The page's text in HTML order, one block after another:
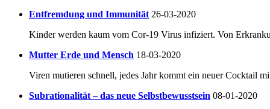
Entfremdung und Immunität 26-03-2020
Kinder werden kaum vom Cor-19 Virus infiziert. Von
Mutter Erde und Mensch 18-03-2020
Viren mutieren schnell, jedes Jahr kommt ein neuer Cocktail
Subrationalität – das neue Selbstbewusstsein 08-01-2020